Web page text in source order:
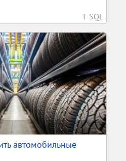
T-SQL
автомобильные